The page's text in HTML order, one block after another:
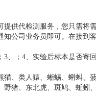
供代检测服务，您只需将
公司业务员即可。在接到
、；4、实验后标本是否寄回
、类人猿、蜥蜴、蝌蚪、
猪、东北虎、斑鸠、蚯蚓